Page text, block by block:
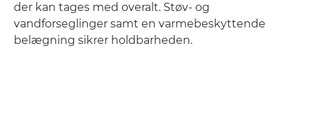
der kan tages med overalt. Støv- og
vandforseglinger samt en varmebeskyttende
belægning sikrer holdbarheden.